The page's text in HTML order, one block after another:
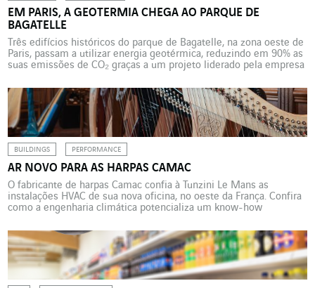
EM PARIS, A GEOTERMIA CHEGA AO PARQUE DE
BAGATELLE
Três edifícios históricos do parque de Bagatelle, na zona oeste de
Paris, passam a utilizar energia geotérmica, reduzindo em 90% as
suas emissões de CO₂ graças a um projeto liderado pela empresa
mansão Windsor e a mansão Amélia, localizados no Bois de
Boulogne, em Paris, […]
BUILDINGS PERFORMANCE
AR NOVO PARA AS HARPAS CAMAC
O fabricante de harpas Camac confia à Tunzini Le Mans as
instalações HVAC de sua nova oficina, no oeste da França. Confira
como a engenharia climática potencializa um know-how
associar a música e a engenharia climática. Mas acontece. No
coração da zona rural de Mouzeil, na […]